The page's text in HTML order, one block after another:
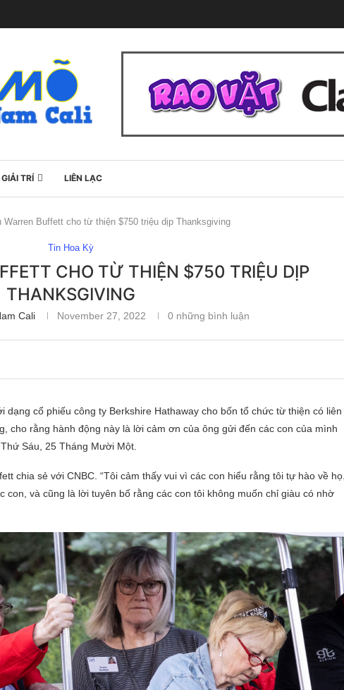
GIẢI TRÍ LIÊN LẠC
Warren Buffett cho từ thiện $750 triệu dịp Thanksgiving
Tin Hoa Kỳ
CHO TỪ THIỆN $750 TRIỆU DỊP
THANKSGIVING
Cali November 27, 2022 0 những bình luận
cổ phiếu công ty Berkshire Hathaway cho bốn tổ chức từ thiện có liên
cho rằng hành động này là lời cảm ơn của ông gửi đến các con của mình
Sáu, 25 Tháng Mười Một.
chia sẻ với CNBC. “Tôi cảm thấy vui vì các con hiểu rằng tôi tự hào về họ.
và cũng là lời tuyên bố rằng các con tôi không muốn chỉ giàu có nhờ